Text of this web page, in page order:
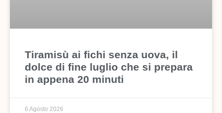
Tiramisù ai fichi senza uova, il
dolce di fine luglio che si prepara
in appena 20 minuti
6 Agosto 2026